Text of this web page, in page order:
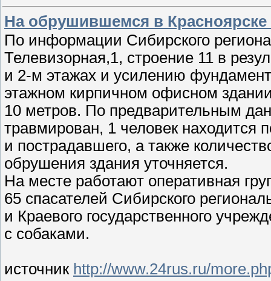
На обрушившемся в Красноярске
По информации Сибирского
Телевизорная,1, строение 11 в
и 2-м этажах и усилению
этажном кирпичном офисном
10 метров. По предварительным
травмирован, 1 человек находится
и пострадавшего, а также
обрушения здания уточняется.
На месте работают оперативная
65 спасателей Сибирского
и Краевого государственного
с собаками.
источник http://www.24rus.ru/